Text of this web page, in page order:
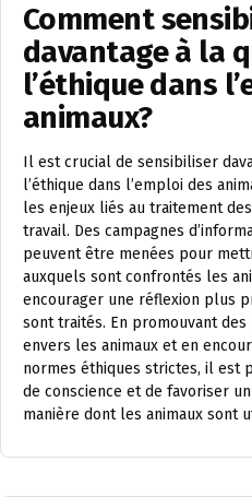
Comment
davantage à la
l’éthique dans
animaux?
Il est crucial de sensibiliser
l’éthique dans l’emploi des
les enjeux liés au traitement
travail. Des campagnes
peuvent être menées pour
auxquels sont confrontés les
encourager une réflexion plus
sont traités. En promouvant
envers les animaux et en
normes éthiques strictes, il est
de conscience et de favoriser
manière dont les animaux sont